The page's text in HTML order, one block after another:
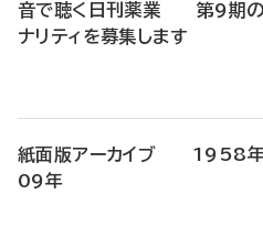
音で聴く日刊薬業 第9期の
ナリティを募集します
紙面版アーカイブ 1958
09年